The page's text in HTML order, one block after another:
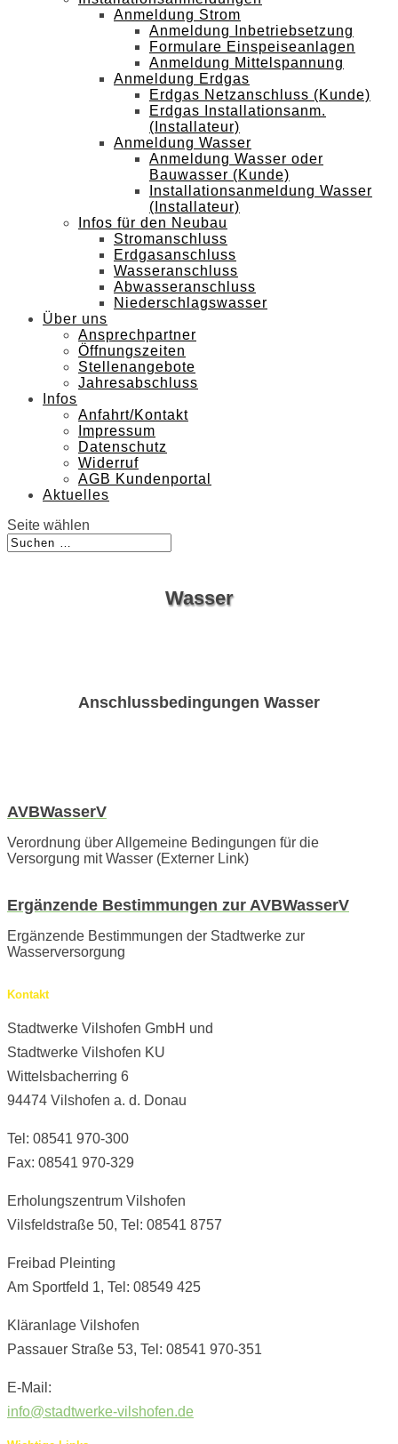
Anmeldung Strom
Anmeldung Inbetriebsetzung
Formulare Einspeiseanlagen
Anmeldung Mittelspannung
Anmeldung Erdgas
Erdgas Netzanschluss (Kunde)
Erdgas Installationsanm.
(Installateur)
Anmeldung Wasser
Anmeldung Wasser oder
Bauwasser (Kunde)
Installationsanmeldung Wasser
(Installateur)
Infos für den Neubau
Stromanschluss
Erdgasanschluss
Wasseranschluss
Abwasseranschluss
Niederschlagswasser
Über uns
Ansprechpartner
Öffnungszeiten
Stellenangebote
Jahresabschluss
Infos
Anfahrt/Kontakt
Impressum
Datenschutz
Widerruf
AGB Kundenportal
Aktuelles
Seite wählen
Wasser
Anschlussbedingungen Wasser
AVBWasserV
Verordnung über Allgemeine Bedingungen für die
Versorgung mit Wasser (Externer Link)
Ergänzende Bestimmungen zur AVBWasserV
Ergänzende Bestimmungen der Stadtwerke zur
Wasserversorgung
Kontakt
Stadtwerke Vilshofen GmbH und
Stadtwerke Vilshofen KU
Wittelsbacherring 6
94474 Vilshofen a. d. Donau
Tel: 08541 970-300
Fax: 08541 970-329
Erholungszentrum Vilshofen
Vilsfeldstraße 50, Tel: 08541 8757
Freibad Pleinting
Am Sportfeld 1, Tel: 08549 425
Kläranlage Vilshofen
Passauer Straße 53, Tel: 08541 970-351
E-Mail:
info@stadtwerke-vilshofen.de